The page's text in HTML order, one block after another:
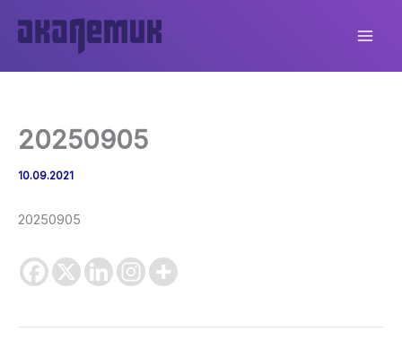
content
20250905
10.09.2021
20250905